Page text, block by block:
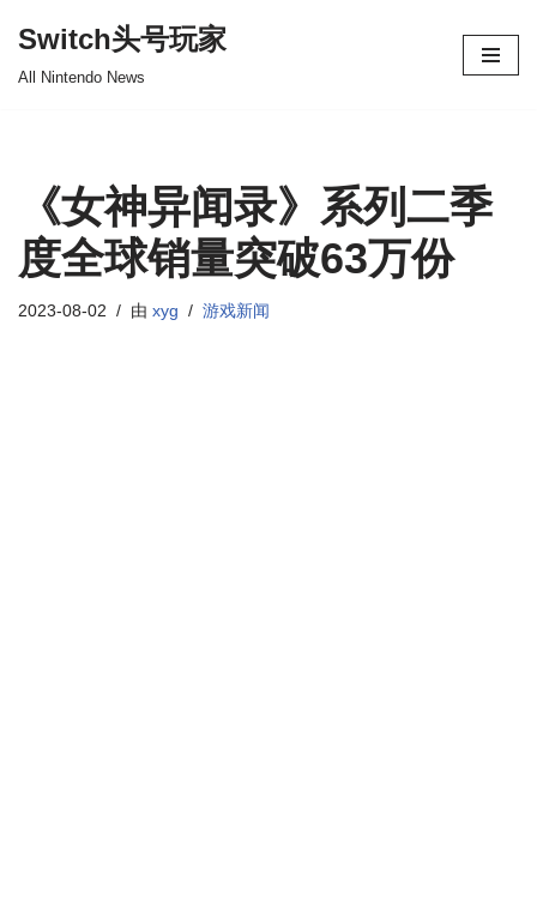
Switch头号玩家
All Nintendo News
《女神异闻录》系列二季
度全球销量突破63万份
2023-08-02 由 xyg 游戏新闻